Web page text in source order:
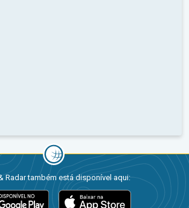
Radar também está disponível aqui: